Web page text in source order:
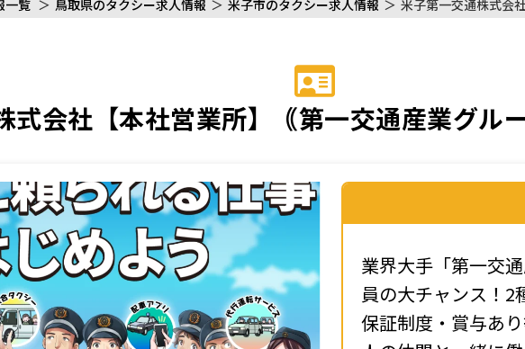
一覧 ＞ 鳥取県のタクシー求人情報 ＞ 米子市のタクシー求人情報 ＞ 米子第一交通株式会
式会社【本社営業所】｟第一交通産業グルー
業界大手「第一交
員の大チャンス！2
保証制度・賞与あ